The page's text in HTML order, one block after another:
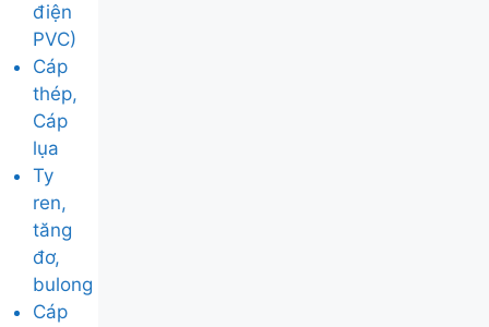
điện
PVC)
Cáp
thép,
Cáp
lụa
Ty
ren,
tăng
đơ,
bulong
Cáp